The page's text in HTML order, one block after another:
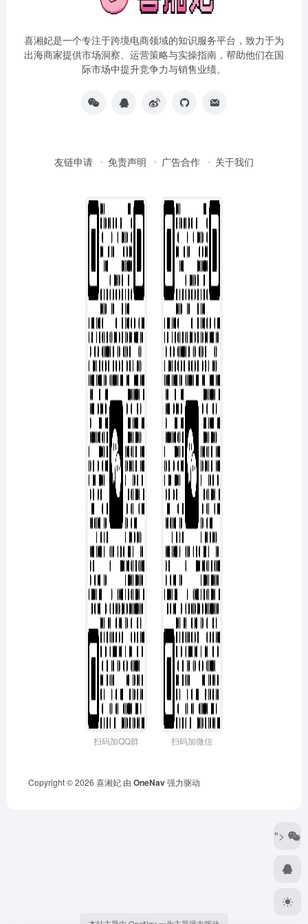
喜湘妃是一个专注于跨境电商领域的知识服务平台，致力于为
出海商家提供市场洞察、运营策略与实操指南，帮助他们在国
际市场中提升竞争力与销售业绩。
友链申请 免责声明 广告合作 关于我们
扫码加QQ群 扫码加微信
Copyright © 2026 喜湘妃 由 OneNav强力驱动
">